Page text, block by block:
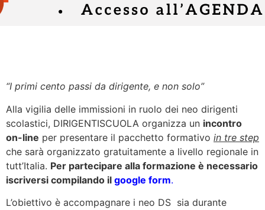
“I primi cento passi da dirigente, e non solo”
Alla vigilia delle immissioni in ruolo dei neo dirigenti
scolastici, DIRIGENTISCUOLA organizza un incontro
on-line per presentare il pacchetto formativo in tre step
che sarà organizzato gratuitamente a livello regionale in
tutt’Italia. Per partecipare alla formazione è necessario
iscriversi compilando il google form.
L’obiettivo è accompagnare i neo DS sia durante